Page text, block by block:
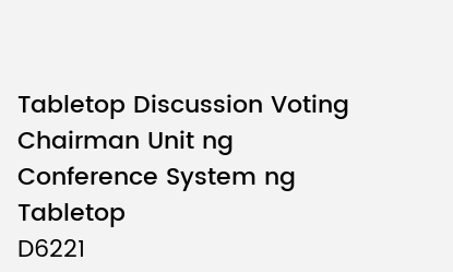
Tabletop Discussion Voting
Chairman Unit ng
Conference System ng
Tabletop
D6221